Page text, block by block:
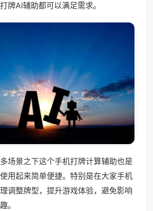
牌AI辅助都可以满足需求。
场景之下这个手机打牌计算辅助也是
用起来简单便捷。特别是在大家手机
调整牌型，提升游戏体验，避免影响
。